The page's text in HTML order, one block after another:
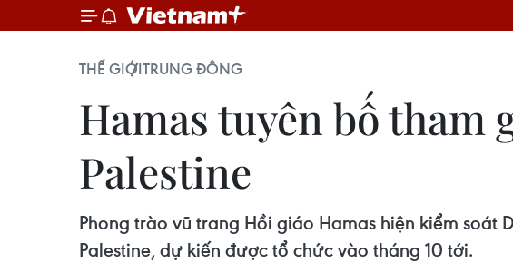
THẾ GIỚITRUNG ĐÔNG
Hamas tuyên bố tham
Palestine
Phong trào vũ trang Hồi giáo Hamas hiện kiểm
Palestine, dự kiến được tổ chức vào tháng 10 tới.